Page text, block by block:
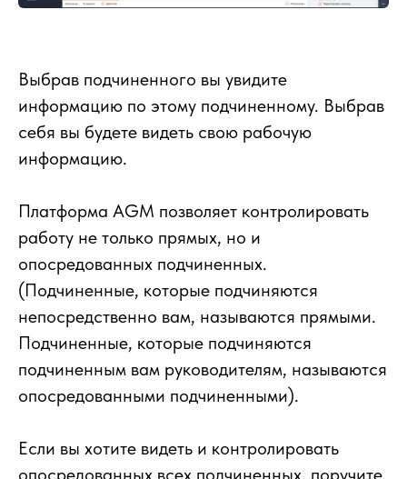
Выбрав подчиненного вы увидите
информацию по этому подчиненному. Выбрав
себя вы будете видеть свою рабочую
информацию.
Платформа AGM позволяет контролировать
работу не только прямых, но и
опосредованных подчиненных.
(Подчиненные, которые подчиняются
непосредственно вам, называются прямыми.
Подчиненные, которые подчиняются
подчиненным вам руководителям, называются
опосредованными подчиненными).
Если вы хотите видеть и контролировать
опосредованных всех подчиненных, поручите